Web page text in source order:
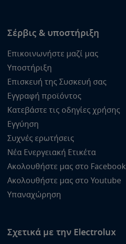
Σέρβις & υποστήριξη
Επικοινωνήστε μαζί μας
Υποστήριξη
Επισκευή της Συσκευή σας
Εγγραφή προϊόντος
Κατεβάστε τις οδηγίες χρήσης
Εγγύηση
Συχνές ερωτήσεις
Νέα Ενεργειακή Ετικέτα
Ακολουθήστε μας στο Facebook
Ακολουθήστε μας στο Youtube
Υπαναχώρηση
Σχετικά με την Electrolux